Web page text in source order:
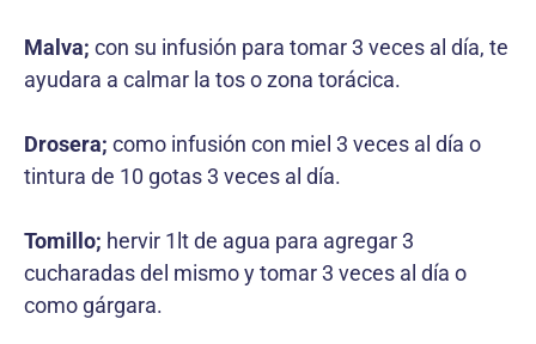
Malva; con su infusión para tomar 3 veces al día, te
ayudara a calmar la tos o zona torácica.
Drosera; como infusión con miel 3 veces al día o
tintura de 10 gotas 3 veces al día.
Tomillo; hervir 1lt de agua para agregar 3
cucharadas del mismo y tomar 3 veces al día o
como gárgara.